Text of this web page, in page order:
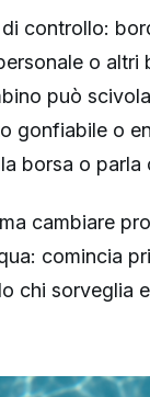
controllo:
o
può
gonfiabile o
borsa o parla
cambiare
comincia
chi sorveglia